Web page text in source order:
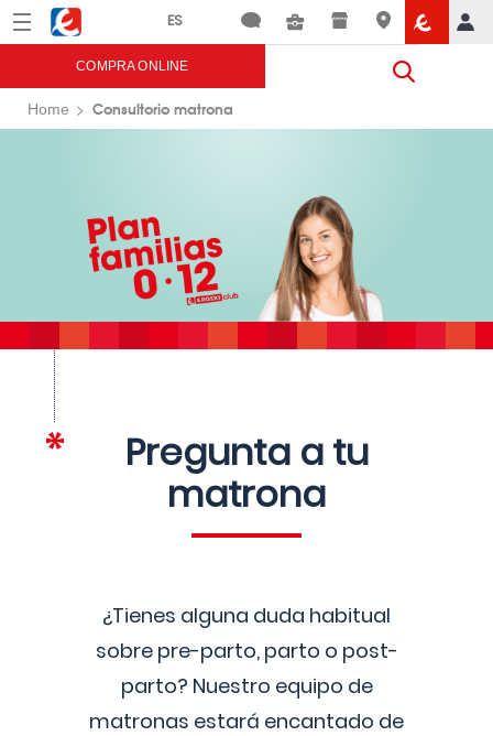
Menú Eroski
COMPRA ONLINE
Home Consultorio matrona
Pregunta a tu
matrona
¿Tienes alguna duda habitual
sobre pre-parto, parto o post-
parto? Nuestro equipo de
matronas estará encantado de